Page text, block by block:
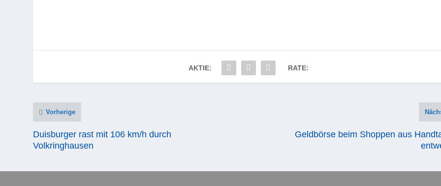
AKTIE: RATE:
Vorherige
Duisburger rast mit 106 km/h durch
Volkringhausen
Geldbörse beim Shoppen aus